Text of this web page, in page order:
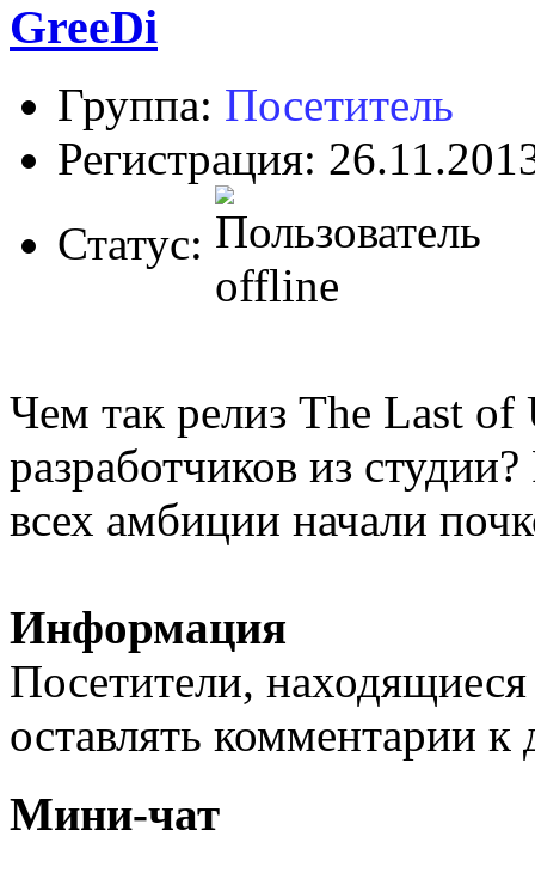
GreeDi
Группа: Посетитель
Регистрация:
Статус:
Чем так релиз The Last of
разработчиков из
всех амбиции начали
Информация
Посетители,
оставлять комментарии
Мини-чат